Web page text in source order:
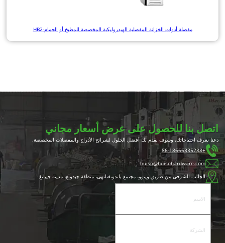
مفصلة أدوات الخزانة المفصلية الهيدروليكية المخصصة للمطبخ أو الحمام-HB2
اتصل بنا للحصول على عرض أسعار مجاني
دعنا نعرف احتياجاتك، وسوف نقدم لك أفضل الحلول لشرائح الأدراج والمفصلات المخصصة.
+86-18666335288
huiso@huisohardware.com
الجانب الشرقي من طريق وينوو، مجتمع باندونغنانهي، منطقة جيدونغ، مدينة جييانغ